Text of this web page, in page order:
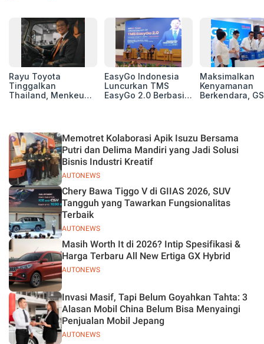
Rayu Toyota
Tinggalkan
Thailand, Menkeu
Basis Produksi
ASEAN
EasyGo Indonesia
Luncurkan TMS
EasyGo 2.0 Berbasis
Maksimalkan
Kenyamanan
Berkendara,
2026
AUTONEWS
Memotret Kolaborasi Apik Isuzu Bersama
Putri dan Delima Mandiri yang Jadi Solusi
Bisnis Industri Kreatif
AUTONEWS
Chery Bawa Tiggo V di GIIAS 2026, SUV
Tangguh yang Tawarkan Fungsionalitas
Terbaik
AUTONEWS
Masih Worth It di 2026? Intip Spesifikasi &
Harga Terbaru All New Ertiga GX Hybrid
AUTONEWS
Invasi Masif, Tapi Belum Goyahkan Tahta: 3
Alasan Mobil China Belum Bisa Menyaingi
Penjualan Mobil Jepang